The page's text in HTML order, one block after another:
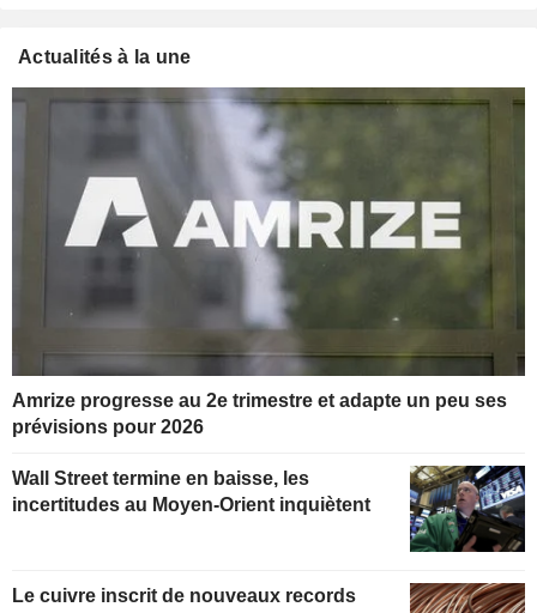
Actualités à la une
Amrize progresse au 2e trimestre et adapte un peu ses
prévisions pour 2026
Wall Street termine en baisse, les
incertitudes au Moyen-Orient inquiètent
Le cuivre inscrit de nouveaux records